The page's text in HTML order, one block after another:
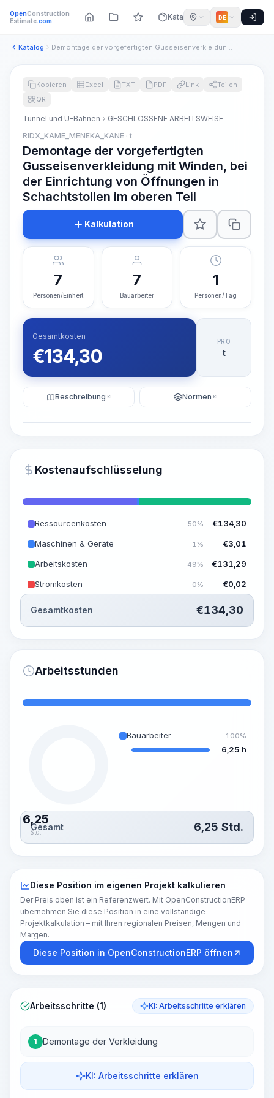
OpenConstruction
Estimate.com Katalog DE
Katalog Demontage der vorgefertigten Gusseisenverkleidung mit Winden...
~15-30 Sek.
Kopieren Excel TXT PDF Link
Teilen
QR
Tunnel und U-Bahnen
GESCHLOSSENE ARBEITSWEISE
RIDX_KAME_MENEKA_KANE · t
Demontage der vorgefertigten
Gusseisenverkleidung mit Winden, bei
der Einrichtung von Öffnungen in
Schachtstollen im oberen Teil
Kalkulation
7
Personen/Einheit
7
Bauarbeiter
1
Personen/Tag
Gesamtkosten
€134,30
PRO
t
Beschreibung KI Normen KI
Kostenaufschlüsselung
Ressourcenkosten 50% €134,30
Maschinen & Geräte 1% €3,01
Arbeitskosten 49% €131,29
Stromkosten 0% €0,02
Gesamtkosten €134,30
Arbeitsstunden
6,25
Std.
Bauarbeiter 100%
6,25 h
Gesamt 6,25 Std.
Diese Position im eigenen Projekt kalkulieren
Der Preis oben ist ein Referenzwert. Mit OpenConstructionERP
übernehmen Sie diese Position in eine vollständige
Projektkalkulation – mit Ihren regionalen Preisen, Mengen und
Margen.
Diese Position in OpenConstructionERP öffnen
Arbeitsschritte (1) KI: Arbeitsschritte erklären
1 Demontage der Verkleidung
KI: Arbeitsschritte erklären
Arbeitsschritte